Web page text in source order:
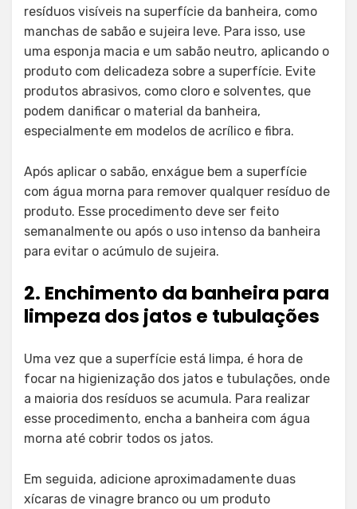
resíduos visíveis na superfície da banheira, como
manchas de sabão e sujeira leve. Para isso, use
uma esponja macia e um sabão neutro, aplicando o
produto com delicadeza sobre a superfície. Evite
produtos abrasivos, como cloro e solventes, que
podem danificar o material da banheira,
especialmente em modelos de acrílico e fibra.
Após aplicar o sabão, enxágue bem a superfície
com água morna para remover qualquer resíduo de
produto. Esse procedimento deve ser feito
semanalmente ou após o uso intenso da banheira
para evitar o acúmulo de sujeira.
2. Enchimento da banheira para
limpeza dos jatos e tubulações
Uma vez que a superfície está limpa, é hora de
focar na higienização dos jatos e tubulações, onde
a maioria dos resíduos se acumula. Para realizar
esse procedimento, encha a banheira com água
morna até cobrir todos os jatos.
Em seguida, adicione aproximadamente duas
xícaras de vinagre branco ou um produto